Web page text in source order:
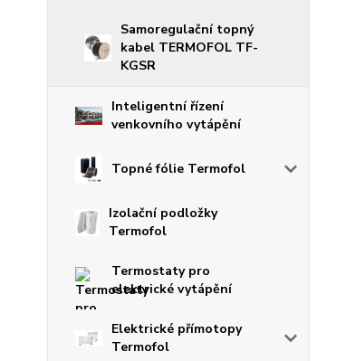
Samoregulační topný
kabel TERMOFOL TF-
KGSR
Inteligentní řízení
venkovního vytápění
Topné fólie Termofol
Izolační podložky
Termofol
Termostaty pro
elektrické vytápění
Elektrické přímotopy
Termofol